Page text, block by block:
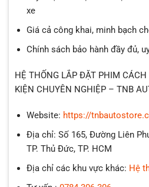
xe
Giá cả công khai, minh bạch
Chính sách bảo hành đầy đủ,
HỆ THỐNG LẮP ĐẶT PHIM
KIỆN CHUYÊN NGHIỆP – TNB
Website: https://
Địa chỉ: Số 165, Đường Liên
TP. Thủ Đức, TP. HCM
Địa chỉ các khu vực khác: Hệ